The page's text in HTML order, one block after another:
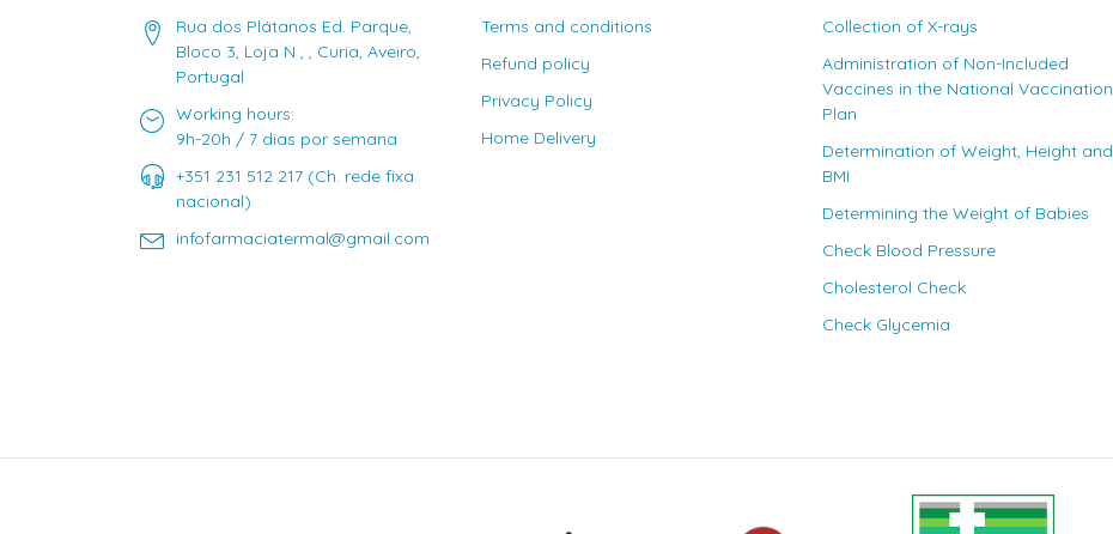
Rua dos Plátanos Ed. Parque,
Bloco 3, Loja N , , Curia, Aveiro,
Portugal
Working hours:
9h-20h / 7 dias por semana
+351 231 512 217 (Ch. rede fixa
nacional)
infofarmaciatermal@gmail.com
Terms and conditions
Refund policy
Privacy Policy
Home Delivery
Collection of X-rays
Administration of Non-Included
Vaccines in the National Vaccination
Plan
Determination of Weight, Height and
BMI
Determining the Weight of Babies
Check Blood Pressure
Cholesterol Check
Check Glycemia